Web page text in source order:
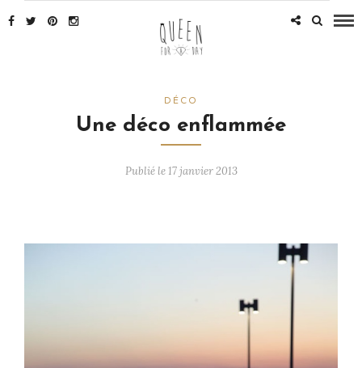
DÉCO
Une déco enflammée
Publié le 17 janvier 2013